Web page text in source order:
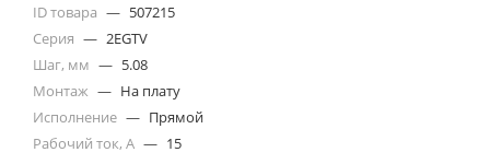
ID товара — 507215
Серия — 2EGTV
Шаг, мм — 5.08
Монтаж — На плату
Исполнение — Прямой
Рабочий ток, А — 15